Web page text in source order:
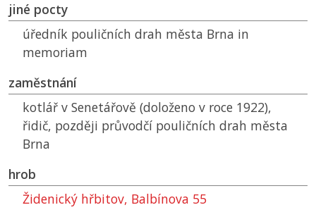
jiné pocty
úředník pouličních drah města Brna in
memoriam
zaměstnání
kotlář v Senetářově (doloženo v roce 1922),
řidič, později průvodčí pouličních drah města
Brna
hrob
Židenický hřbitov, Balbínova 55